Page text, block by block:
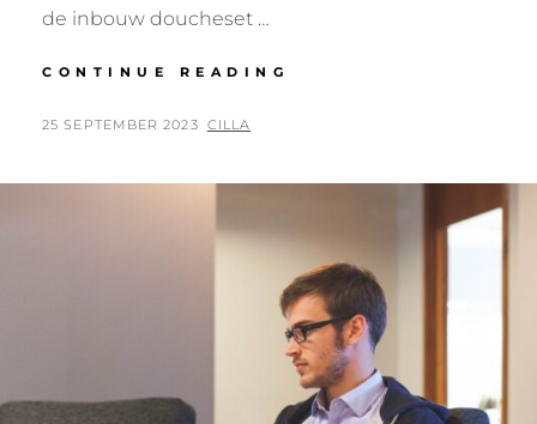
de inbouw doucheset …
CONTINUE READING
SANISUPREME
POSTED
25 SEPTEMBER 2023 BY
CILLA